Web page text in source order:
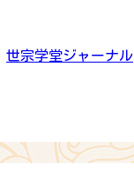
世宗学堂ジャーナル